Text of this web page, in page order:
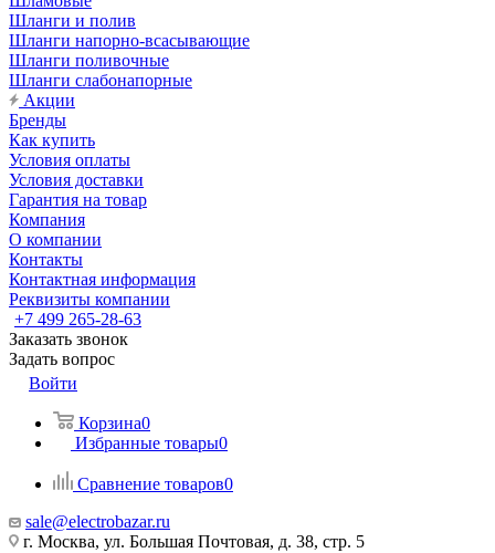
Шланги и полив
Шланги напорно-всасывающие
Шланги поливочные
Шланги слабонапорные
Акции
Бренды
Как купить
Условия оплаты
Условия доставки
Гарантия на товар
Компания
О компании
Контакты
Контактная информация
Реквизиты компании
+7 499 265-28-63
Заказать звонок
Задать вопрос
Войти
Корзина0
Избранные товары0
Сравнение товаров0
sale@electrobazar.ru
г. Москва, ул. Большая Почтовая, д. 38, стр. 5